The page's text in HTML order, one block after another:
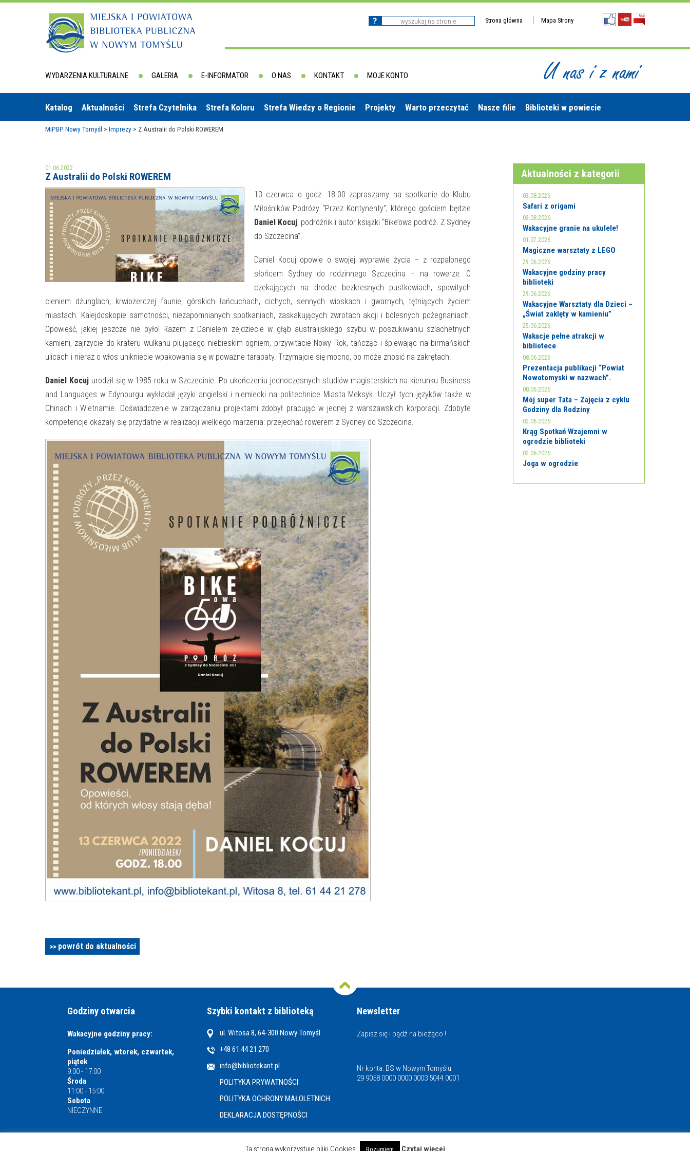
Strona główna Mapa Strony
WYDARZENIA KULTURALNE GALERIA E-INFORMATOR O NAS KONTAKT MOJE KONTO U nas i z nami
Katalog Aktualności Strefa Czytelnika Strefa Koloru Strefa Wiedzy o Regionie Projekty Warto przeczytać Nasze filie Biblioteki w powiecie
MiPBP Nowy Tomyśl > Imprezy > Z Australii do Polski ROWEREM
01.06.2022
Z Australii do Polski ROWEREM
13 czerwca o godz. 18.00 zapraszamy na spotkanie do Klubu
Miłośników Podróży “Przez Kontynenty”, którego gościem będzie
Daniel Kocuj, podróżnik i autor książki “Bike’owa podróż. Z Sydney
do Szczecina”.
Daniel Kocuj opowie o swojej wyprawie życia – z rozpalonego
słońcem Sydney do rodzinnego Szczecina – na rowerze. O
czekających na drodze bezkresnych pustkowiach, spowitych
cieniem dżunglach, krwiożerczej faunie, górskich łańcuchach, cichych, sennych wioskach i gwarnych, tętniących życiem
miastach. Kalejdoskopie samotności, niezapomnianych spotkaniach, zaskakujących zwrotach akcji i bolesnych pożegnaniach.
Opowieść, jakiej jeszcze nie było! Razem z Danielem zejdziecie w głąb australijskiego szybu w poszukiwaniu szlachetnych
kamieni, zajrzycie do krateru wulkanu plującego niebieskim ogniem, przywitacie Nowy Rok, tańcząc i śpiewając na birmańskich
ulicach i nieraz o włos unikniecie wpakowania się w poważne tarapaty. Trzymajcie się mocno, bo może znosić na zakrętach!
Daniel Kocujurodził się w 1985 roku w Szczecinie. Po ukończeniu jednoczesnych studiów magisterskich na kierunku Business
and Languages w Edynburgu wykładał języki angielski i niemiecki na politechnice Miasta Meksyk. Uczył tych języków także w
Chinach i Wietnamie. Doświadczenie w zarządzaniu projektami zdobył pracując w jednej z warszawskich korporacji. Zdobyte
kompetencje okazały się przydatne w realizacji wielkiego marzenia: przejechać rowerem z Sydney do Szczecina.
powrót do aktualności
Aktualności z kategorii
03.08.2026
Safari z origami
03.08.2026
Wakacyjne granie na ukulele!
01.07.2026
Magiczne warsztaty z LEGO
29.06.2026
Wakacyjne godziny pracy
biblioteki
29.06.2026
Wakacyjne Warsztaty dla Dzieci –
„Świat zaklęty w kamieniu”
25.06.2026
Wakacje pełne atrakcji w
bibliotece
08.06.2026
Prezentacja publikacji “Powiat
Nowotomyski w nazwach”.
08.06.2026
Mój super Tata – Zajęcia z cyklu
Godziny dla Rodziny
02.06.2026
Krąg Spotkań Wzajemni w
ogrodzie biblioteki
02.06.2026
Joga w ogrodzie
Godziny otwarcia
Wakacyjne godziny pracy:
Poniedziałek, wtorek, czwartek,
piątek
9:00 - 17:00
Środa
11:00 - 15:00
Sobota
NIECZYNNE
Szybki kontakt z biblioteką
ul. Witosa 8, 64-300 Nowy Tomyśl
+48 61 44 21 270
info@bibliotekant.pl
POLITYKA PRYWATNOŚCI
POLITYKA OCHRONY MAŁOLETNICH
DEKLARACJA DOSTĘPNOŚCI
Newsletter
Zapisz się i bądź na bieżąco !
Nr konta: BS w Nowym Tomyślu
29 9058 0000 0000 0003 5044 0001
Ta strona wykorzystuje pliki Cookies Rozumiem Czytaj więcej